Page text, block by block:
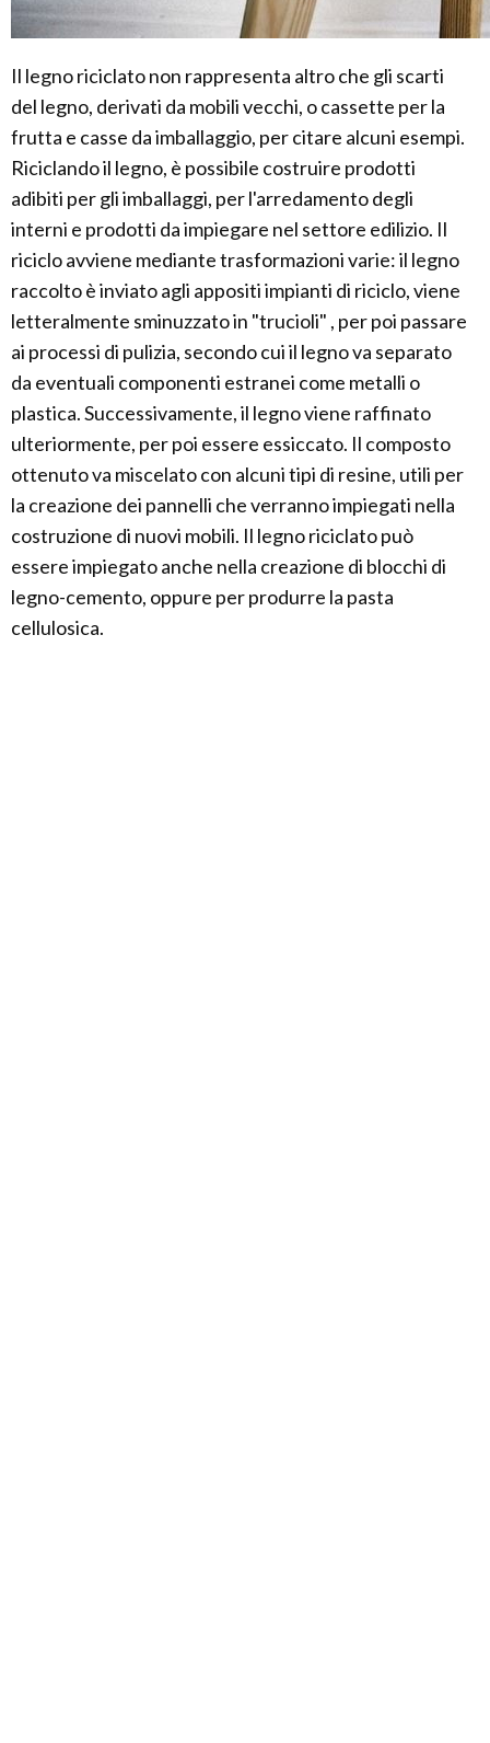
Il legno riciclato non rappresenta altro che gli scarti
del legno, derivati da mobili vecchi, o cassette per la
frutta e casse da imballaggio, per citare alcuni esempi.
Riciclando il legno, è possibile costruire prodotti
adibiti per gli imballaggi, per l'arredamento degli
interni e prodotti da impiegare nel settore edilizio. Il
riciclo avviene mediante trasformazioni varie: il legno
raccolto è inviato agli appositi impianti di riciclo, viene
letteralmente sminuzzato in "trucioli" , per poi passare
ai processi di pulizia, secondo cui il legno va separato
da eventuali componenti estranei come metalli o
plastica. Successivamente, il legno viene raffinato
ulteriormente, per poi essere essiccato. Il composto
ottenuto va miscelato con alcuni tipi di resine, utili per
la creazione dei pannelli che verranno impiegati nella
costruzione di nuovi mobili. Il legno riciclato può
essere impiegato anche nella creazione di blocchi di
legno-cemento, oppure per produrre la pasta
cellulosica.